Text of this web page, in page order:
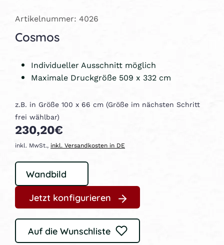
Artikelnummer: 4026
Cosmos
Individueller Ausschnitt möglich
Maximale Druckgröße 509 x 332 cm
z.B. in Größe 100 x 66 cm (Größe im nächsten Schritt
frei wählbar)
230,20€
inkl. MwSt., inkl. Versandkosten in DE
Jetzt konfigurieren
Auf die Wunschliste